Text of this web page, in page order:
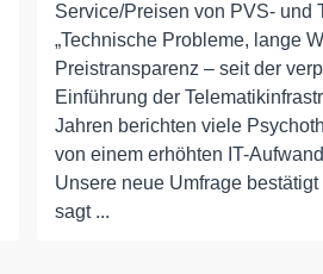
Service/Preisen von PVS- und
„Technische Probleme, lange
Preistransparenz – seit der
Einführung der
Jahren berichten viele
von einem erhöhten IT-
Unsere neue Umfrage bestätigt
sagt ...